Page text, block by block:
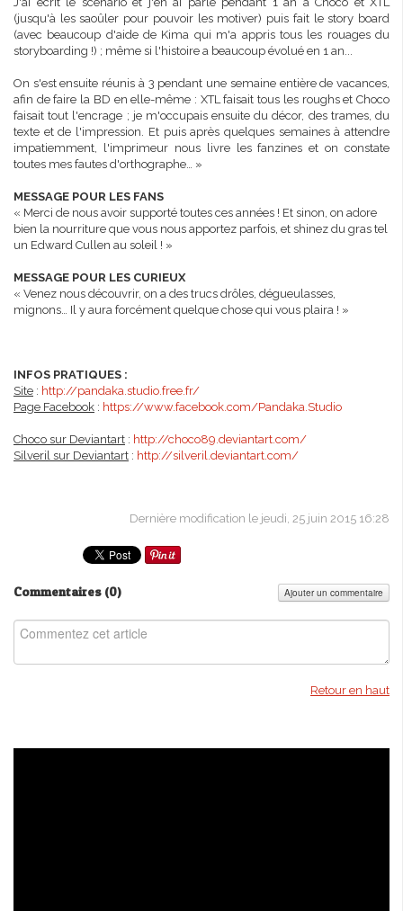
(jusqu'à les saoûler pour pouvoir les motiver) puis fait le story board
(avec beaucoup d'aide de Kima qui m'a appris tous les rouages du
storyboarding !) ; même si l'histoire a beaucoup évolué en 1 an...
On s'est ensuite réunis à 3 pendant une semaine entière de vacances,
afin de faire la BD en elle-même : XTL faisait tous les roughs et Choco
faisait tout l'encrage ; je m'occupais ensuite du décor, des trames, du
texte et de l'impression. Et puis après quelques semaines à attendre
impatiemment, l'imprimeur nous livre les fanzines et on constate
toutes mes fautes d'orthographe… »
MESSAGE POUR LES FANS
« Merci de nous avoir supporté toutes ces années ! Et sinon, on adore
bien la nourriture que vous nous apportez parfois, et shinez du gras tel
un Edward Cullen au soleil ! »
MESSAGE POUR LES CURIEUX
« Venez nous découvrir, on a des trucs drôles, dégueulasses,
mignons… Il y aura forcément quelque chose qui vous plaira ! »
INFOS PRATIQUES :
Site : http://pandaka.studio.free.fr/
Page Facebook : https://www.facebook.com/Pandaka.Studio
Choco sur Deviantart : http://choco89.deviantart.com/
Silveril sur Deviantart : http://silveril.deviantart.com/
Dernière modification le jeudi, 25 juin 2015 16:28
Commentaires (0) Ajouter un commentaire
Retour en haut